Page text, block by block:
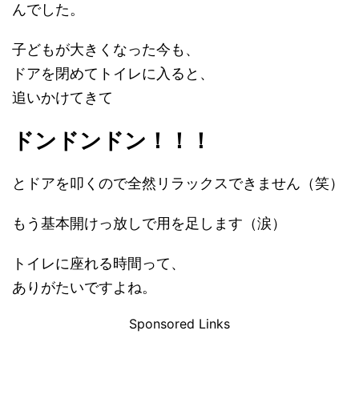
んでした。
子どもが大きくなった今も、
ドアを閉めてトイレに入ると、
追いかけてきて
ドンドンドン！！！
とドアを叩くので全然リラックスできません（笑）
もう基本開けっ放しで用を足します（涙）
トイレに座れる時間って、
ありがたいですよね。
Sponsored Links